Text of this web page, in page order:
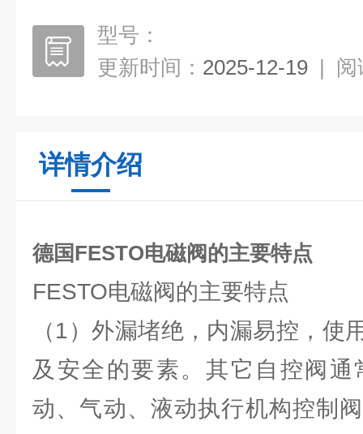
型号：
更新时间： 2025-12-19 | 阅
详情介绍
德国FESTO电磁阀的主要特点
FESTO电磁阀的主要特点
（1）外漏堵绝，内漏易控，使
及安全的要素。其它自控阀
动、气动、液动执行机构控制